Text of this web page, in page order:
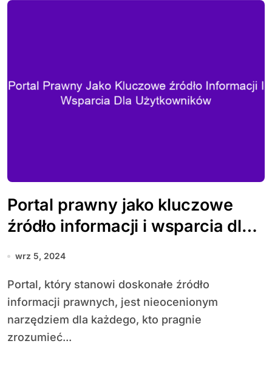
Portal prawny jako kluczowe
źródło informacji i wsparcia dla
użytkowników
wrz 5, 2024
Portal, który stanowi doskonałe źródło
informacji prawnych, jest nieocenionym
narzędziem dla każdego, kto pragnie
zrozumieć...